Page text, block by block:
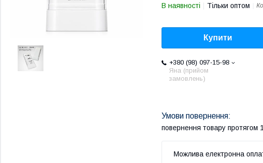
В наявності Тільки оптом
Купити
+380 (98) 097-15-98
Яна (прийом
замовлень)
повернення товару протягом